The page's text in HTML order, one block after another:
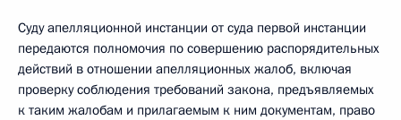
Суду апелляционной инстанции от суда первой инстанции
передаются полномочия по совершению распорядительных
действий в отношении апелляционных жалоб, включая
проверку соблюдения требований закона, предъявляемых
к таким жалобам и прилагаемым к ним документам, право